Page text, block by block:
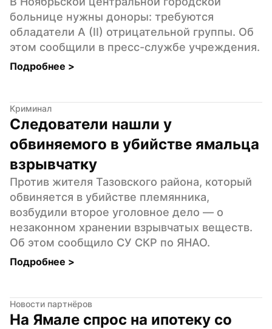
больнице нужны доноры: требуются
обладатели A (II) отрицательной группы. Об
этом сообщили в пресс-службе учреждения.
Подробнее >
Криминал
Следователи нашли у
обвиняемого в убийстве ямальца
взрывчатку
Против жителя Тазовского района, который
обвиняется в убийстве племянника,
возбудили второе уголовное дело — о
незаконном хранении взрывчатых веществ.
Об этом сообщило СУ СКР по ЯНАО.
Подробнее >
Новости партнёров
На Ямале спрос на ипотеку со